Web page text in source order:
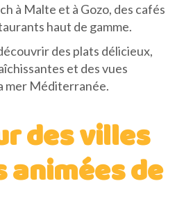
à Malte et à Gozo, des cafés
haut de gamme.
des plats délicieux,
et des vues
mer Méditerranée.
des villes
animées de